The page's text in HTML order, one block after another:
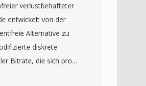
unterstützt mehrere
eingebettete
universelle
der 2000er Jahre, die
mobiler Geräte
3G2 für die
verlustbehafteter
entwickelt von der
Alternative zu
diskrete
Bitrate, die sich pro
haben